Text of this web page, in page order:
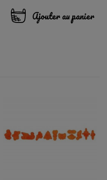
Ajouter au panier